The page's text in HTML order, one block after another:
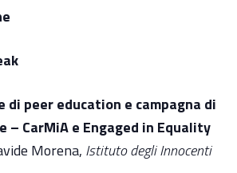
di peer education e campagna di
– CarMiA e Engaged in Equality
Morena, Istituto degli Innocenti